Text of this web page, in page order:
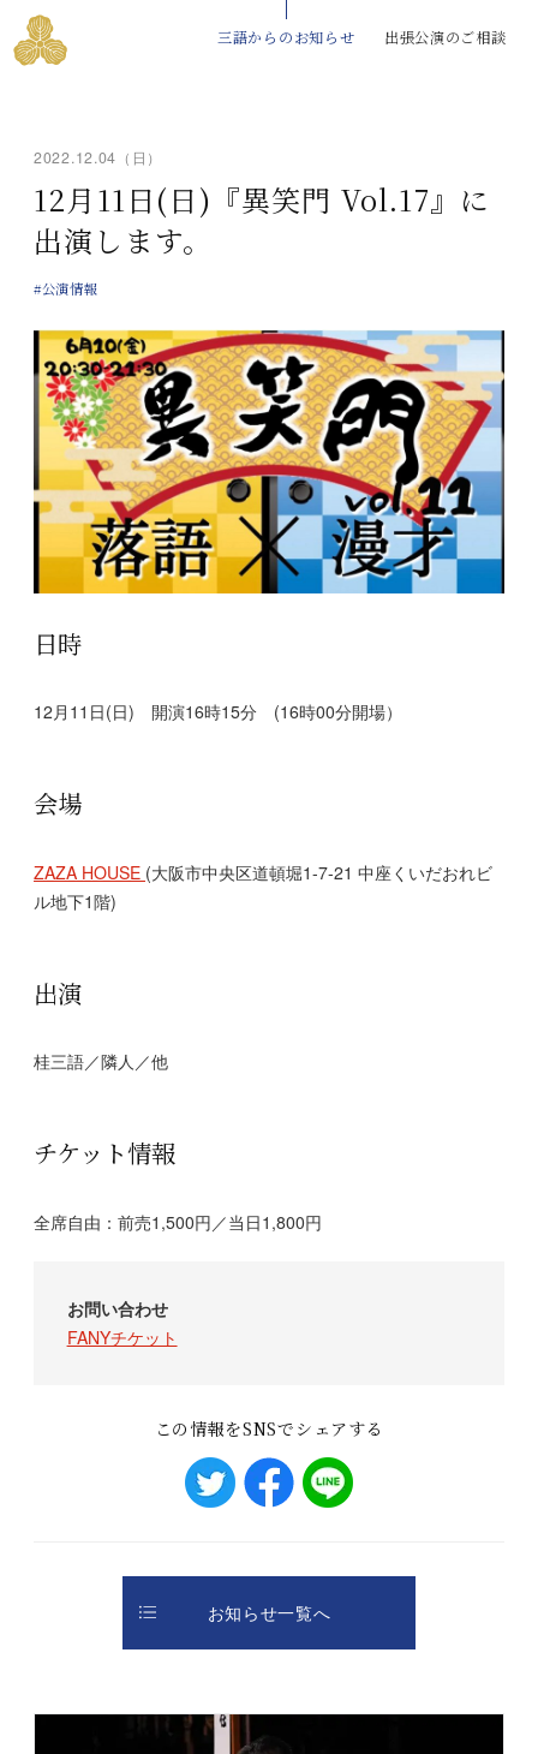
三語からのお知らせ 出張公演のご相談
2022.12.04（日）
12月11日(日)『異笑門 Vol.17』に
出演します。
#公演情報
日時
12月11日(日) 開演16時15分 (16時00分開場）
会場
ZAZA HOUSE (大阪市中央区道頓堀1-7-21 中座くいだおれビ
ル地下1階)
出演
桂三語／隣人／他
チケット情報
全席自由：前売1,500円／当日1,800円
お問い合わせ
FANYチケット
この情報をSNSでシェアする
お知らせ一覧へ